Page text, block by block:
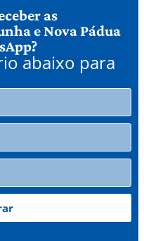
as
e Nova Pádua
abaixo para